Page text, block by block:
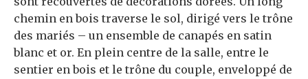
chemin en bois traverse le sol, dirigé vers le trône
des mariés – un ensemble de canapés en satin
blanc et or. En plein centre de la salle, entre le
sentier en bois et le trône du couple, enveloppé de